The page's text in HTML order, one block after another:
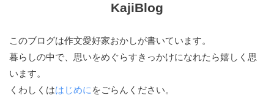
KajiBlog
このブログは作文愛好家おかしが書いています。
暮らしの中で、思いをめぐらすきっかけになれたら嬉しく思
います。
くわしくははじめに をごらんください。